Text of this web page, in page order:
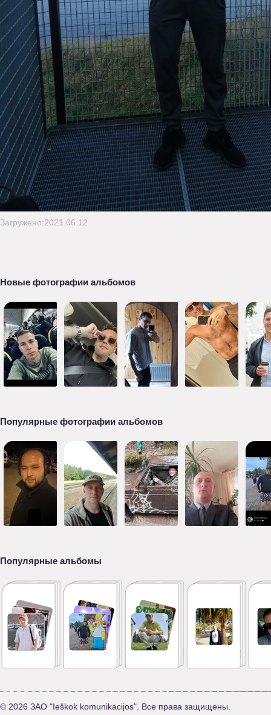
Загружено:2021.06.12
Новые фотографии альбомов
Популярные фотографии альбомов
Популярные альбомы
© 2026 ЗАО "Ieškok komunikacijos". Все права защищены.